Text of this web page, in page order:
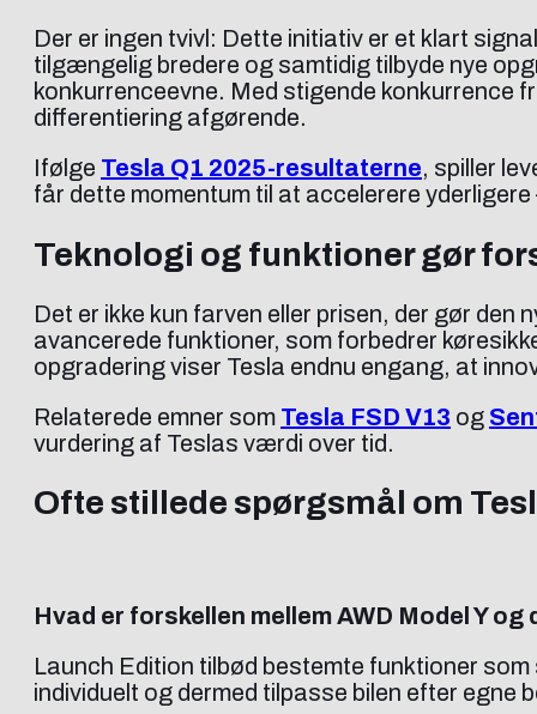
Der er ingen tvivl: Dette initiativ er et klart
tilgængelig bredere og samtidig tilbyde nye
konkurrenceevne. Med stigende konkurrence
differentiering afgørende.
Ifølge Tesla Q1 2025-resultaterne, spiller
får dette momentum til at accelerere
Teknologi og funktioner gør
Det er ikke kun farven eller prisen, der gør
avancerede funktioner, som forbedrer
opgradering viser Tesla endnu engang, at
Relaterede emner som Tesla FSD V13 og
vurdering af Teslas værdi over tid.
Ofte stillede spørgsmål om
Hvad er forskellen mellem AWD Model Y
Launch Edition tilbød bestemte funktioner
individuelt og dermed tilpasse bilen efter egne